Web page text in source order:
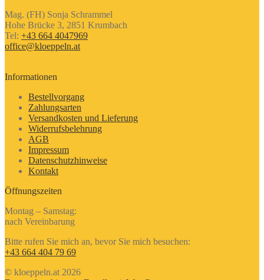
Mag. (FH) Sonja Schrammel
Hohe Brücke 3, 2851 Krumbach
Tel: +43 664 4047969
office@kloeppeln.at
Informationen
Bestellvorgang
Zahlungsarten
Versandkosten und Lieferung
Widerrufsbelehrung
AGB
Impressum
Datenschutzhinweise
Kontakt
Öffnungszeiten
Montag – Samstag:
nach Vereinbarung
Bitte rufen Sie mich an, bevor Sie mich besuchen:
+43 664 404 79 69
© kloeppeln.at 2026